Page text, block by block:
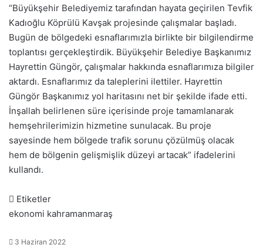
“Büyükşehir Belediyemiz tarafından hayata geçirilen Tevfik
Kadıoğlu Köprülü Kavşak projesinde çalışmalar başladı.
Bugün de bölgedeki esnaflarımızla birlikte bir bilgilendirme
toplantısı gerçekleştirdik. Büyükşehir Belediye Başkanımız
Hayrettin Güngör, çalışmalar hakkında esnaflarımıza bilgiler
aktardı. Esnaflarımız da taleplerini ilettiler. Hayrettin
Güngör Başkanımız yol haritasını net bir şekilde ifade etti.
İnşallah belirlenen süre içerisinde proje tamamlanarak
hemşehrilerimizin hizmetine sunulacak. Bu proje
sayesinde hem bölgede trafik sorunu çözülmüş olacak
hem de bölgenin gelişmişlik düzeyi artacak” ifadelerini
kullandı.
Etiketler
ekonomi kahramanmaraş
3 Haziran 2022